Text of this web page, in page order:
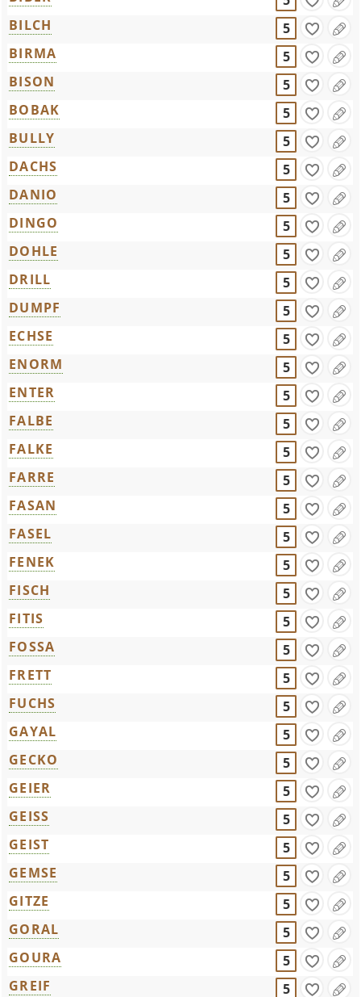
BILCH
5
BIRMA
5
BISON
5
BOBAK
5
BULLY
5
DACHS
5
DANIO
5
DINGO
5
DOHLE
5
DRILL
5
DUMPF
5
ECHSE
5
ENORM
5
ENTER
5
FALBE
5
FALKE
5
FARRE
5
FASAN
5
FASEL
5
FENEK
5
FISCH
5
FITIS
5
FOSSA
5
FRETT
5
FUCHS
5
GAYAL
5
GECKO
5
GEIER
5
GEISS
5
GEIST
5
GEMSE
5
GITZE
5
GORAL
5
GOURA
5
GREIF
5